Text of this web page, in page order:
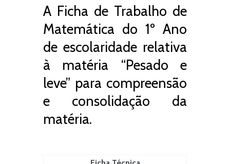
A Ficha de Trabalho de
Matemática do 1º Ano
de escolaridade relativa
à matéria “Pesado e
leve” para compreensão
e consolidação da
matéria.